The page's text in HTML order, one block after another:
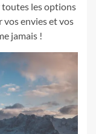
toutes les options
vos envies et vos
jamais !